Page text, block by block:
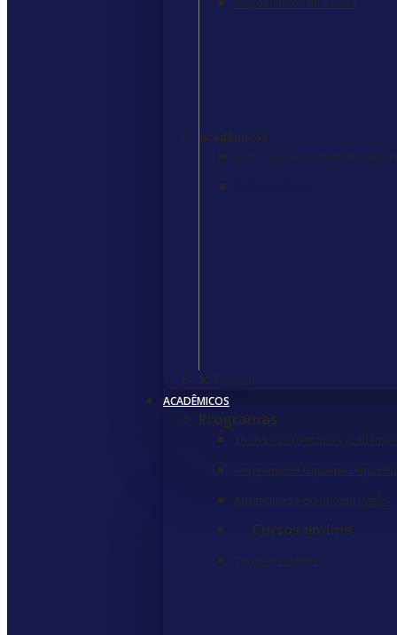
Depoimentos de alunos
Acadêmicos
Currículo para o ensino
Fechar
ACADÊMICOS
Programas
Todos os programas
Programa de Diploma Duplo
Aprendizado do idioma inglês
Cursos on-line
Todos os cursos